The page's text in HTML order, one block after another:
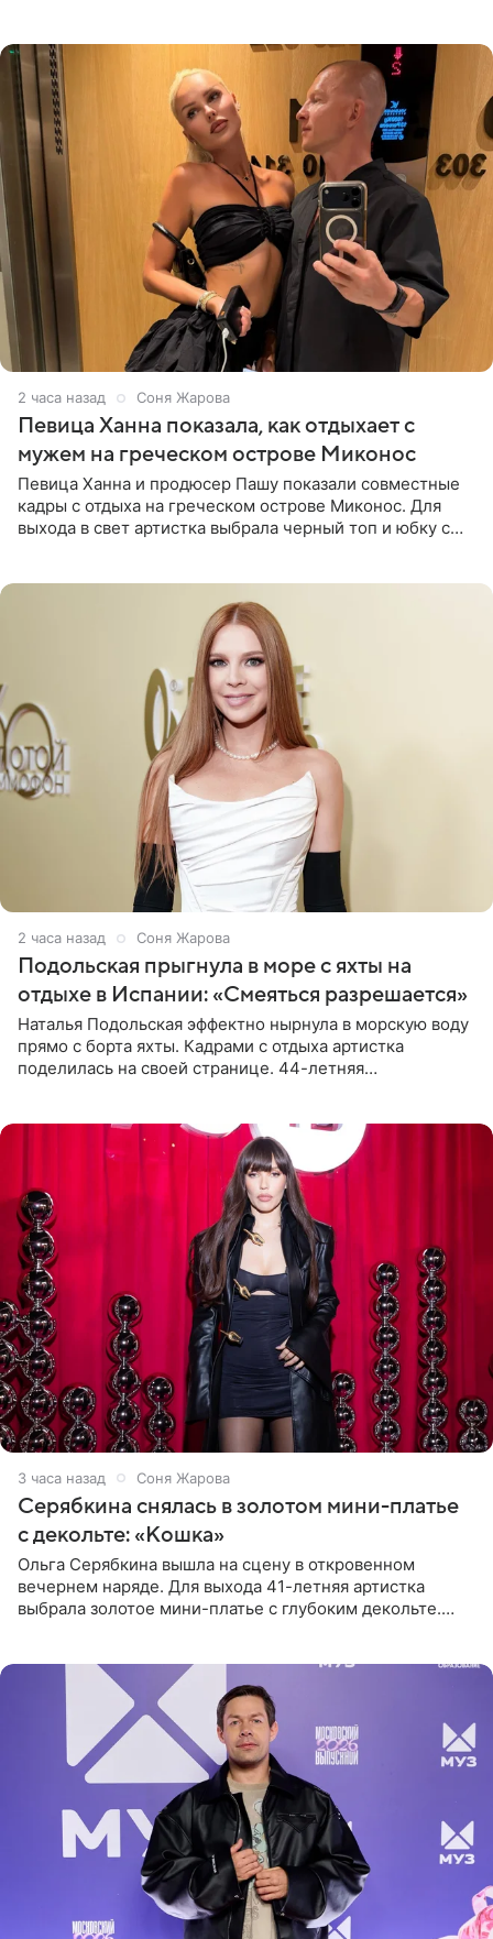
2 часа назад Соня Жарова
Певица Ханна показала, как отдыхает с
мужем на греческом острове Миконос
Певица Ханна и продюсер Пашу показали совместные
кадры с отдыха на греческом острове Миконос. Для
выхода в свет артистка выбрала черный топ и юбку с
2 часа назад Соня Жарова
Подольская прыгнула в море с яхты на
отдыхе в Испании: «Смеяться разрешается»
Наталья Подольская эффектно нырнула в морскую воду
прямо с борта яхты. Кадрами с отдыха артистка
поделилась на своей странице. 44-летняя
3 часа назад Соня Жарова
Серябкина снялась в золотом мини-платье
с декольте: «Кошка»
Ольга Серябкина вышла на сцену в откровенном
вечернем наряде. Для выхода 41-летняя артистка
выбрала золотое мини-платье с глубоким декольте.